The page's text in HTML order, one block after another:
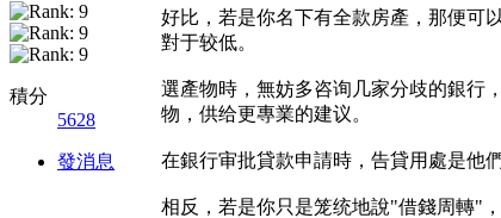
積分
5628
發消息
好比，若是你名下有全款房產，那便可
對于较低。
選產物時，無妨多咨询几家分歧的銀行
物，供给更專業的建议。
在銀行审批貸款申請時，告貸用處是他
相反，若是你只是笼统地說"借錢周轉"